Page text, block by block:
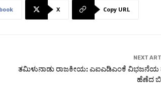
X Copy URL
NEXT
ತಮಿಳುನಾಡು ರಾಜಕೀಯ: ಎಐಎಡಿಎಂಕೆ ವಿಭಜನೆಯ
ಹೆಣೆದ